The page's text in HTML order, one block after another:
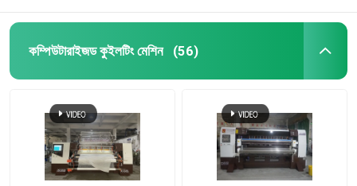
শিল্প Quilting মেশিন
কুইলটিং সূচিকর্ম মেশিন
গদি তৈরির মেশিন
কম্পিউটারাইজড কুইলটিং মেশিন (56)